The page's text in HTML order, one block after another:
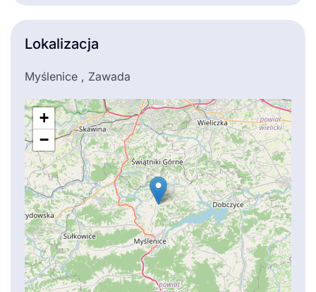
Lokalizacja
Myślenice , Zawada
+
−